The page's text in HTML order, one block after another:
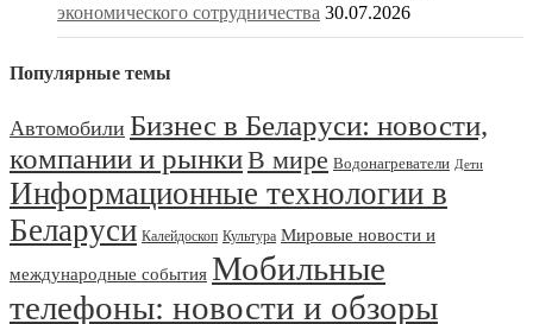
экономического сотрудничества 30.07.2026
Популярные темы
Автомобили Бизнес в Беларуси: новости,
компании и рынкиВ мире Водонагреватели Дети
Информационные технологии в
Беларуси Калейдоскоп Культура Мировые новости и
международные события Мобильные
телефоны: новости и обзоры